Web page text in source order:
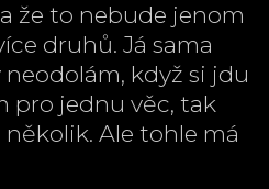
že to nebude jenom
druhů. Já sama
když si jdu
pro jednu věc, tak
Ale tohle má